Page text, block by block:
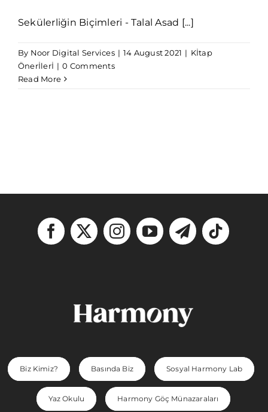
Sekülerliğin Biçimleri - Talal Asad [...]
By Noor Digital Services | 14 August 2021 | Kİtap
Önerİlerİ | 0 Comments
Read More
Biz Kimiz? Basında Biz Sosyal Harmony Lab
Yaz Okulu Harmony Göç Münazaraları